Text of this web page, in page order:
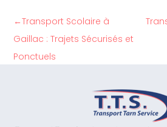
←Transport Scolaire à
Gaillac : Trajets Sécurisés et
Ponctuels